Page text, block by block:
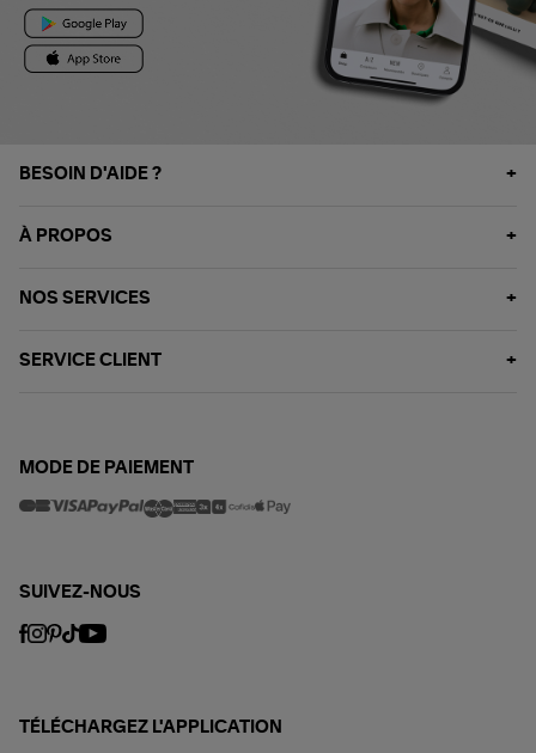
BESOIN D'AIDE ?
À PROPOS
NOS SERVICES
SERVICE CLIENT
MODE DE PAIEMENT
SUIVEZ-NOUS
TÉLÉCHARGEZ L'APPLICATION